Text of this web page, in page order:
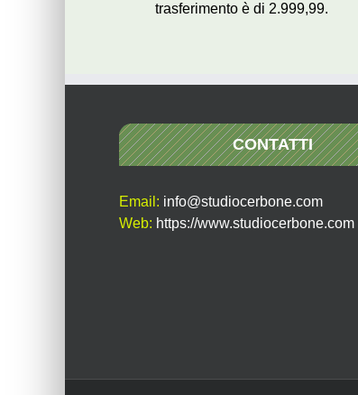
trasferimento è di 2.999,99.
CONTATTI
Email: info@studiocerbone.com
Web: https://www.studiocerbone.com